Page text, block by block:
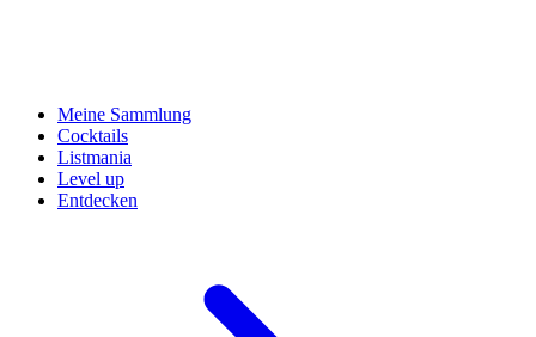
Meine Sammlung
Cocktails
Listmania
Level up
Entdecken